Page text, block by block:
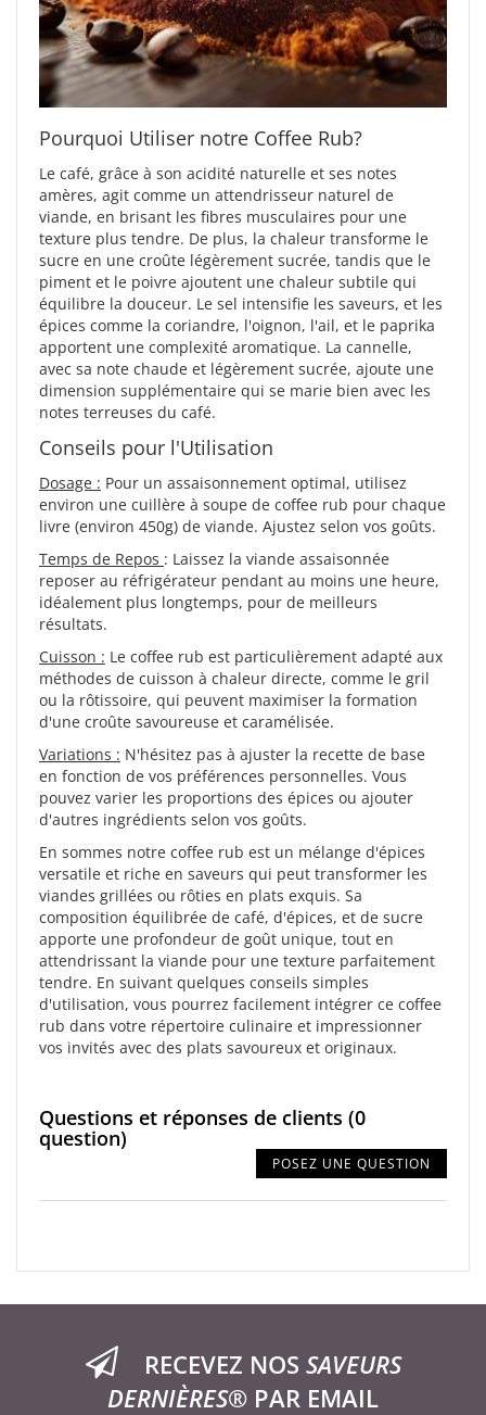
Pourquoi Utiliser notre Coffee Rub?
Le café, grâce à son acidité naturelle et ses notes
amères, agit comme un attendrisseur naturel de
viande, en brisant les fibres musculaires pour une
texture plus tendre. De plus, la chaleur transforme le
sucre en une croûte légèrement sucrée, tandis que le
piment et le poivre ajoutent une chaleur subtile qui
équilibre la douceur. Le sel intensifie les saveurs, et les
épices comme la coriandre, l'oignon, l'ail, et le paprika
apportent une complexité aromatique. La cannelle,
avec sa note chaude et légèrement sucrée, ajoute une
dimension supplémentaire qui se marie bien avec les
notes terreuses du café.
Conseils pour l'Utilisation
Dosage : Pour un assaisonnement optimal, utilisez
environ une cuillère à soupe de coffee rub pour chaque
livre (environ 450g) de viande. Ajustez selon vos goûts.
Temps de Repos : Laissez la viande assaisonnée
reposer au réfrigérateur pendant au moins une heure,
idéalement plus longtemps, pour de meilleurs
résultats.
Cuisson : Le coffee rub est particulièrement adapté aux
méthodes de cuisson à chaleur directe, comme le gril
ou la rôtissoire, qui peuvent maximiser la formation
d'une croûte savoureuse et caramélisée.
Variations : N'hésitez pas à ajuster la recette de base
en fonction de vos préférences personnelles. Vous
pouvez varier les proportions des épices ou ajouter
d'autres ingrédients selon vos goûts.
En sommes notre coffee rub est un mélange d'épices
versatile et riche en saveurs qui peut transformer les
viandes grillées ou rôties en plats exquis. Sa
composition équilibrée de café, d'épices, et de sucre
apporte une profondeur de goût unique, tout en
attendrissant la viande pour une texture parfaitement
tendre. En suivant quelques conseils simples
d'utilisation, vous pourrez facilement intégrer ce coffee
rub dans votre répertoire culinaire et impressionner
vos invités avec des plats savoureux et originaux.
Questions et réponses de clients (0
question)
POSEZ UNE QUESTION
RECEVEZ NOS SAVEURS
DERNIÈRES® PAR EMAIL